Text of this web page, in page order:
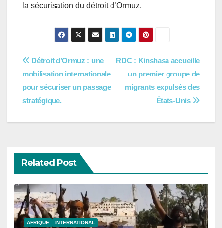
la sécurisation du détroit d’Ormuz.
Navigation
de
l’article
RDC : Kinshasa accueille
un premier groupe de
migrants expulsés des
États-Unis
Détroit d’Ormuz : une
mobilisation internationale
pour sécuriser un passage
stratégique.
Related Post
AFRIQUE INTERNATIONAL